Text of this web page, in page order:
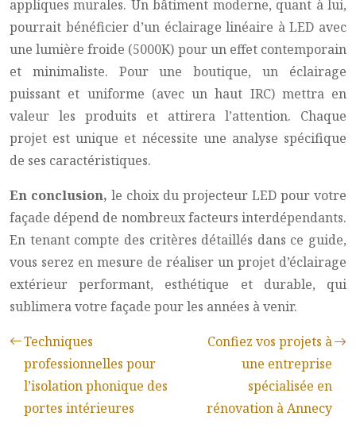
appliques murales. Un bâtiment moderne, quant à lui,
pourrait bénéficier d’un éclairage linéaire à LED avec
une lumière froide (5000K) pour un effet contemporain
et minimaliste. Pour une boutique, un éclairage
puissant et uniforme (avec un haut IRC) mettra en
valeur les produits et attirera l’attention. Chaque
projet est unique et nécessite une analyse spécifique
de ses caractéristiques.
En conclusion, le choix du projecteur LED pour votre
façade dépend de nombreux facteurs interdépendants.
En tenant compte des critères détaillés dans ce guide,
vous serez en mesure de réaliser un projet d’éclairage
extérieur performant, esthétique et durable, qui
sublimera votre façade pour les années à venir.
Techniques
professionnelles pour
l’isolation phonique des
portes intérieures
Confiez vos projets à
une entreprise
spécialisée en
rénovation à Annecy